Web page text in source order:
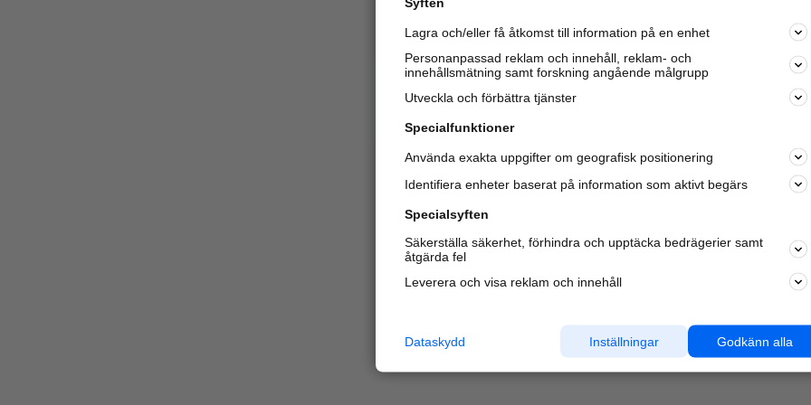
Varje vecka besöker du och 4 miljonerandra härliga
oss för att hitta rätt lokal information om företag,
Lagra och/eller få åtkomst till information på en enhet
Personanpassad reklam och innehåll, reklam- och
innehållsmätning samt forskning angående målgrupp
Utveckla och förbättra tjänster
Specialfunktioner
Använda exakta uppgifter om geografisk positionering
Identifiera enheter baserat på information som aktivt begärs
Specialsyften
Säkerställa säkerhet, förhindra och upptäcka bedrägerier samt
åtgärda fel
Leverera och visa reklam och innehåll
Godkänn alla
Inställningar
Dataskydd